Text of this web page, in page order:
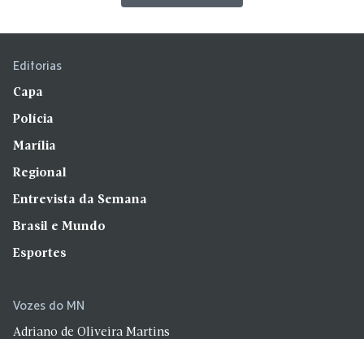
Editorias
Capa
Polícia
Marília
Regional
Entrevista da Semana
Brasil e Mundo
Esportes
Vozes do MN
Adriano de Oliveira Martins